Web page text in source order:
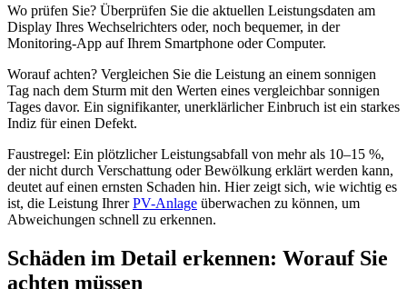
Wo prüfen Sie? Überprüfen Sie die aktuellen Leistungsdaten am
Display Ihres Wechselrichters oder, noch bequemer, in der
Monitoring-App auf Ihrem Smartphone oder Computer.
Worauf achten? Vergleichen Sie die Leistung an einem sonnigen
Tag nach dem Sturm mit den Werten eines vergleichbar sonnigen
Tages davor. Ein signifikanter, unerklärlicher Einbruch ist ein starkes
Indiz für einen Defekt.
Faustregel: Ein plötzlicher Leistungsabfall von mehr als 10–15 %,
der nicht durch Verschattung oder Bewölkung erklärt werden kann,
deutet auf einen ernsten Schaden hin. Hier zeigt sich, wie wichtig es
ist, die Leistung IhrerPV-Anlage überwachen zu können, um
Abweichungen schnell zu erkennen.
Schäden im Detail erkennen: Worauf Sie
achten müssen